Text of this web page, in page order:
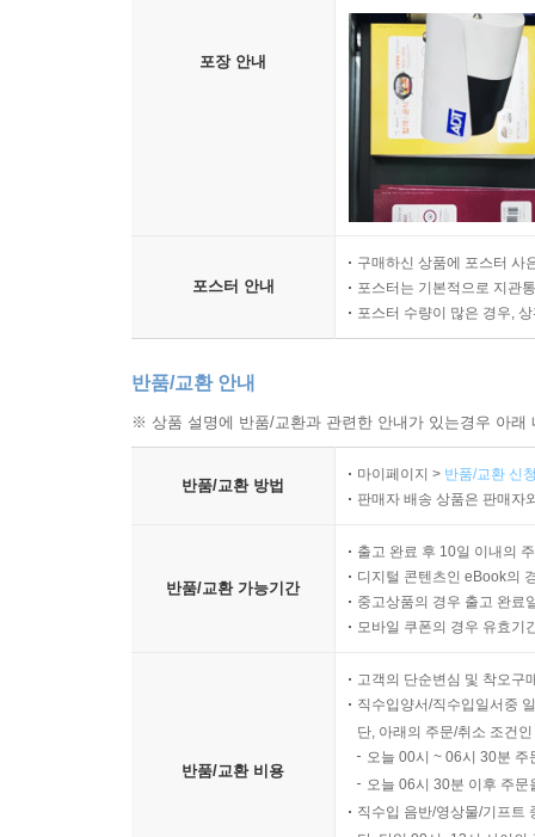
포장 안내
포스터 안내
구매하신 상품에 포스터 사
포스터는 기본적으로 지관
포스터 수량이 많은 경우,
반품/교환 안내
※ 상품 설명에 반품/교환과 관련한 안내가 있는경우 아
반품/교환 방법
마이페이지 > 반품/교환 신
판매자 배송 상품은 판매자
반품/교환 가능기간
출고 완료 후 10일 이내의
디지털 콘텐츠인 eBook의
중고상품의 경우 출고 완료
모바일 쿠폰의 경우 유효기
반품/교환 비용
고객의 단순변심 및 착오구
직수입양서/직수입일서중
단, 아래의 주문/취소 조건
오늘 00시 ~ 06시 30분
오늘 06시 30분 이후 주
직수입 음반/영상물/기프트